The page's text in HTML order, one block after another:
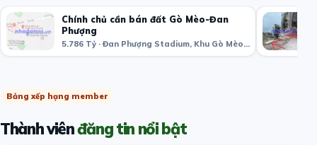
Chính chủ cần bán đất Gò Mèo-Đan
Phượng
5.786 Tỷ · Đan Phượng Stadium, Khu Gò Mèo, thị trấn Phùng, Đan Phượng, Hà Nội, Việt Nam
Bảng xếp hạng member
Thành viênđăng tin nổi bật